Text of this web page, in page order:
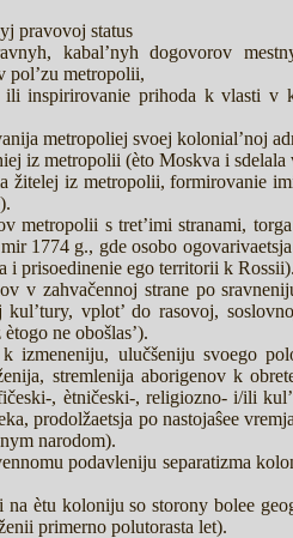
pravovoj status
kabal’nyh dogovorov
pol’zu metropolii,
inspirirovanie prihoda k vlasti v
metropoliej svoej kolonial’noj
iz metropolii (èto Moskva i sdelala
žitelej iz metropolii, formirovanie
metropolii s tret’imi stranami,
1774 g., gde osobo
i prisoedinenie ego territorii k Rossii).
v zahvačennoj strane po
vplot’ do rasovoj,
ne obošlas’).
izmeneniju, ulučšeniju svoego
stremlenija aborigenov k
, ètničeski-, religiozno- i/ili
prodolžaetsja po nastojaŝee
narodom).
podavleniju separatizma
ètu koloniju so storony bolee
primerno polutorasta let).